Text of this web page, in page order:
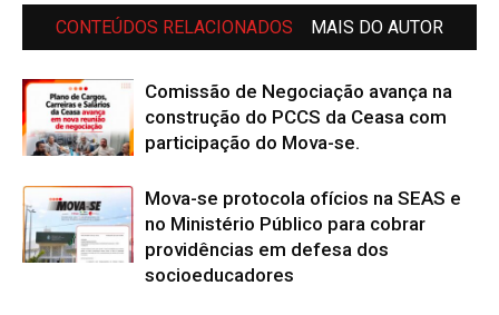
CONTEÚDOS RELACIONADOS MAIS DO AUTOR
Comissão de Negociação avança na
construção do PCCS da Ceasa com
participação do Mova-se.
Mova-se protocola ofícios na SEAS e
no Ministério Público para cobrar
providências em defesa dos
socioeducadores